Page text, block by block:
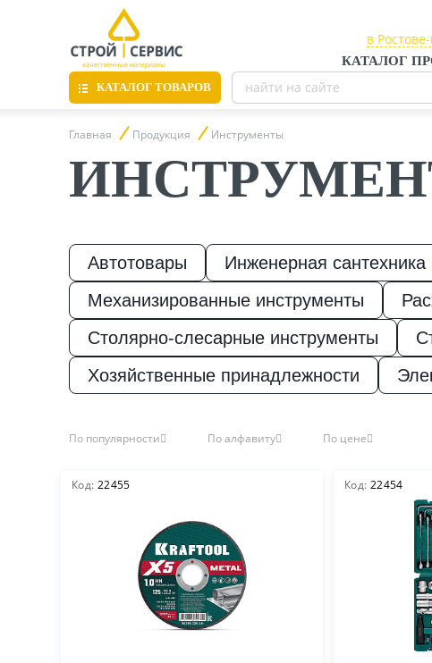
КАТАЛОГ
в
в
КАТАЛОГ ТОВАРОВ
Листовые материалы
Утепление
Материалы для отделки
Пиломатериалы
Изоляция
Инструменты
Главная Продукция Инструменты
Автотовары Инженерная
Механизированные инструменты
Столярно-слесарные инструменты
Хозяйственные принадлежности
По популярности По алфавиту По цене
Код: 22455 Код: 22454